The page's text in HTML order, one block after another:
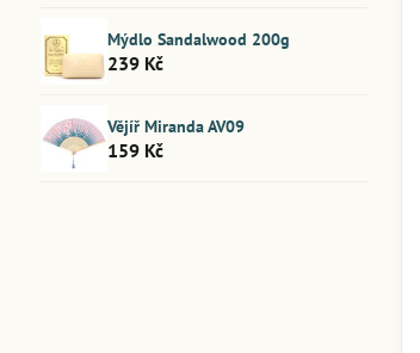
Mýdlo Sandalwood 200g
239 Kč
Vějíř Miranda AV09
159 Kč